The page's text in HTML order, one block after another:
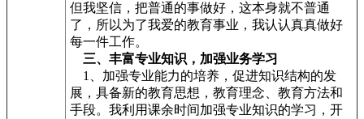
但我坚信，把普通的事做好，这本身就不普通
了，所以为了我爱的教育事业，我认认真真做好
每一件工作。
三、丰富专业知识，加强业务学习
1、加强专业能力的培养，促进知识结构的发
展，具备新的教育思想，教育理念、教育方法和
手段。我利用课余时间加强专业知识的学习，开